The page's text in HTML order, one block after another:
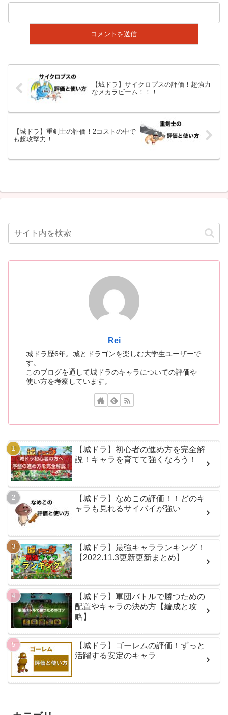
【城ドラ】サイクロプスの評価！超強力
なメカラビーム！！！
【城ドラ】重剣士の評価！2コストの中で
も超攻撃力！
Rei
城ドラ歴6年。城とドラゴンを楽しむ大学生ユーザーで
す。
このブログを通して城ドラのキャラについての評価や
使い方を考察しています。
【城ドラ】初心者の進め方を完全解
説！キャラを育てて強くなろう！
【城ドラ】なめこの評価！！どのキ
ャラも見れるサイバイが強い
【城ドラ】最強キャラランキング！
【2022.11.3更新更新まとめ】
【城ドラ】軍団バトルで勝つための
配置やキャラの決め方【編成と攻
略】
【城ドラ】ゴーレムの評価！ずっと
活躍する安定のキャラ